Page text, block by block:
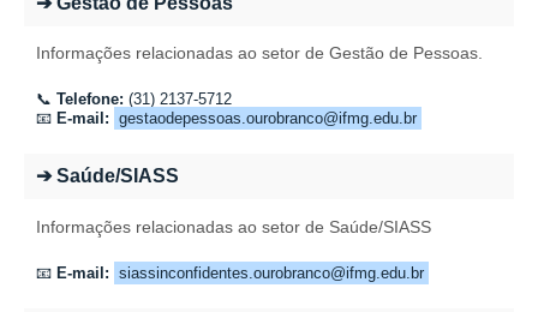
Informações relacionadas ao setor de Gestão de Pessoas.
📞 Telefone: (31) 2137-5712
📧 E-mail: gestaodepessoas.ourobranco@ifmg.edu.br
➔ Saúde/SIASS
Informações relacionadas ao setor de Saúde/SIASS
📧 E-mail: siassinconfidentes.ourobranco@ifmg.edu.br